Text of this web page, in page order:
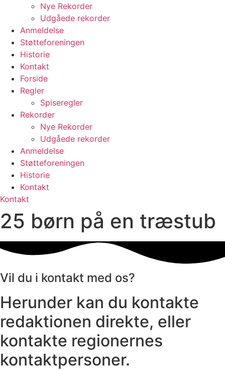
Nye Rekorder
Udgåede rekorder
Anmeldelse
Støtteforeningen
Historie
Kontakt
Forside
Regler
Spiseregler
Rekorder
Nye Rekorder
Udgåede rekorder
Anmeldelse
Støtteforeningen
Historie
Kontakt
Kontakt
25 børn på en træstub
Vil du i kontakt med os?
Herunder kan du kontakte
redaktionen direkte, eller
kontakte regionernes
kontaktpersoner.